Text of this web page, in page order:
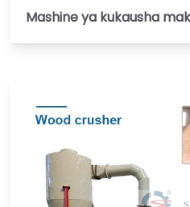
Mashine ya kukausha